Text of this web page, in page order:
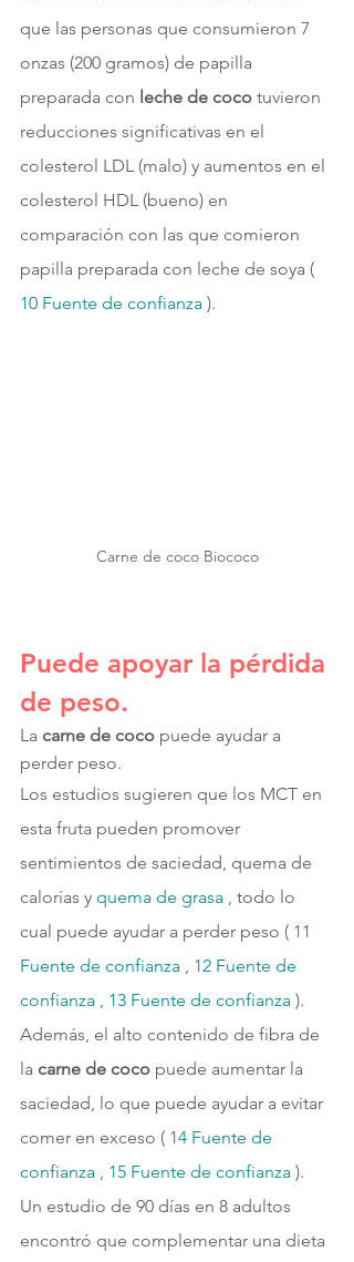
que las personas que consumieron 7
onzas (200 gramos) de papilla
preparada con leche de coco tuvieron
reducciones significativas en el
colesterol LDL (malo) y aumentos en el
colesterol HDL (bueno) en
comparación con las que comieron
papilla preparada con leche de soya (
10 Fuente de confianza ).
Carne de coco Biococo
Puede apoyar la pérdida
de peso.
La carne de coco puede ayudar a
perder peso.
Los estudios sugieren que los MCT en
esta fruta pueden promover
sentimientos de saciedad, quema de
calorías y quema de grasa , todo lo
cual puede ayudar a perder peso ( 11
Fuente de confianza , 12 Fuente de
confianza , 13 Fuente de confianza ).
Además, el alto contenido de fibra de
la carne de coco puede aumentar la
saciedad, lo que puede ayudar a evitar
comer en exceso ( 14 Fuente de
confianza , 15 Fuente de confianza ).
Un estudio de 90 días en 8 adultos
encontró que complementar una dieta